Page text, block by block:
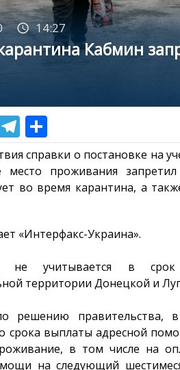
14:27
Кабмин
справки о постановке на
место проживания
во время карантина, а
«Интерфакс-Украина».
не учитывается в
территории Донецкой и
решению правительства, в
срока выплаты адресной
в том числе на
на следующий